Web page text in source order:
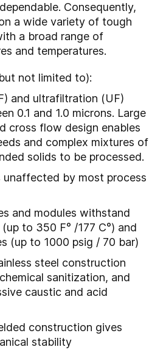
Consequently,
a wide variety of tough
a broad range of
and temperatures.
not limited to):
and ultrafiltration (UF)
0.1 and 1.0 microns. Large
cross flow design enables
and complex mixtures of
solids to be processed.
unaffected by most process
and modules withstand
to 350 F° /177 C°) and
(up to 1000 psig / 70 bar)
steel construction
sanitization, and
caustic and acid
construction gives
stability